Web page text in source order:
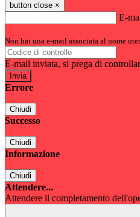
button close ×
E-
Non hai una e-mail associata al nome
E-mail inviata, si prega di
Errore
Chiudi
Successo
Chiudi
Informazione
Chiudi
Attendere...
Attendere il completamento